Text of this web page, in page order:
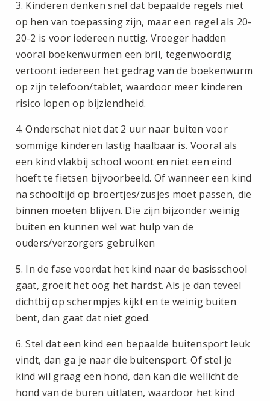
3. Kinderen denken snel dat bepaalde regels niet
op hen van toepassing zijn, maar een regel als 20-
20-2 is voor iedereen nuttig. Vroeger hadden
vooral boekenwurmen een bril, tegenwoordig
vertoont iedereen het gedrag van de boekenwurm
op zijn telefoon/tablet, waardoor meer kinderen
risico lopen op bijziendheid.
4. Onderschat niet dat 2 uur naar buiten voor
sommige kinderen lastig haalbaar is. Vooral als
een kind vlakbij school woont en niet een eind
hoeft te fietsen bijvoorbeeld. Of wanneer een kind
na schooltijd op broertjes/zusjes moet passen, die
binnen moeten blijven. Die zijn bijzonder weinig
buiten en kunnen wel wat hulp van de
ouders/verzorgers gebruiken
5. In de fase voordat het kind naar de basisschool
gaat, groeit het oog het hardst. Als je dan teveel
dichtbij op schermpjes kijkt en te weinig buiten
bent, dan gaat dat niet goed.
6. Stel dat een kind een bepaalde buitensport leuk
vindt, dan ga je naar die buitensport. Of stel je
kind wil graag een hond, dan kan die wellicht de
hond van de buren uitlaten, waardoor het kind